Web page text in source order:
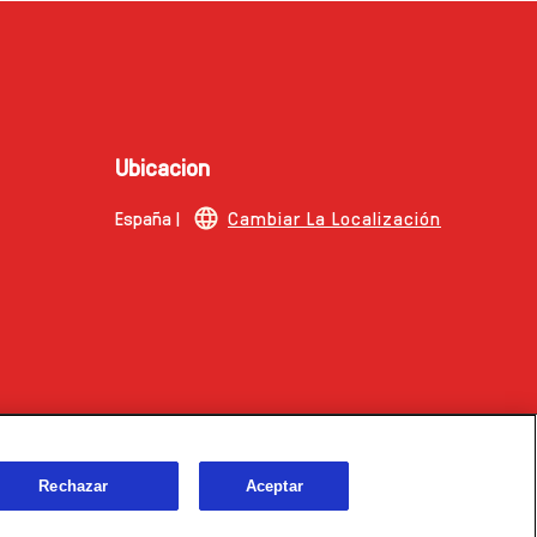
Ubicacion
España | Cambiar La Localización
Rechazar Aceptar